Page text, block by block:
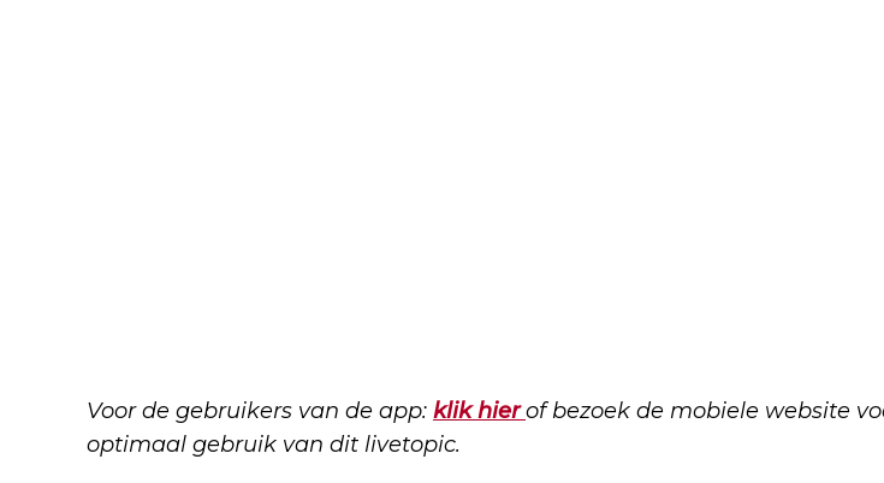
Voor de gebruikers van de app: klik hierof bezoek de mobiele website
optimaal gebruik van dit livetopic.